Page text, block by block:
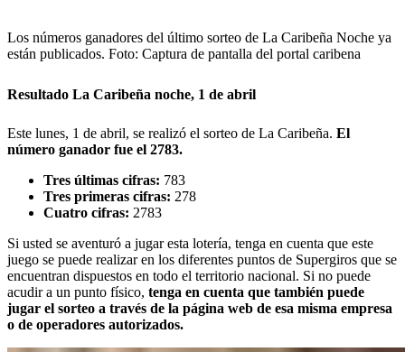
Los números ganadores del último sorteo de La Caribeña Noche ya
están publicados. Foto: Captura de pantalla del portal caribena
Resultado La Caribeña noche, 1 de abril
Este lunes, 1 de abril, se realizó el sorteo de La Caribeña. El
número ganador fue el 2783.
Tres últimas cifras: 783
Tres primeras cifras: 278
Cuatro cifras: 2783
Si usted se aventuró a jugar esta lotería, tenga en cuenta que este
juego se puede realizar en los diferentes puntos de Supergiros que se
encuentran dispuestos en todo el territorio nacional. Si no puede
acudir a un punto físico, tenga en cuenta que también puede
jugar el sorteo a través de la página web de esa misma empresa
o de operadores autorizados.